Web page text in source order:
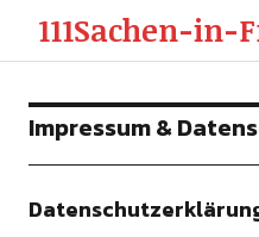
111Sachen-
Impressum &